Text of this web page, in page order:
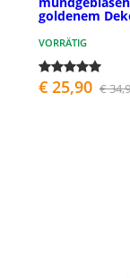
goldenem
VORRÄTIG
€ 25,90 €